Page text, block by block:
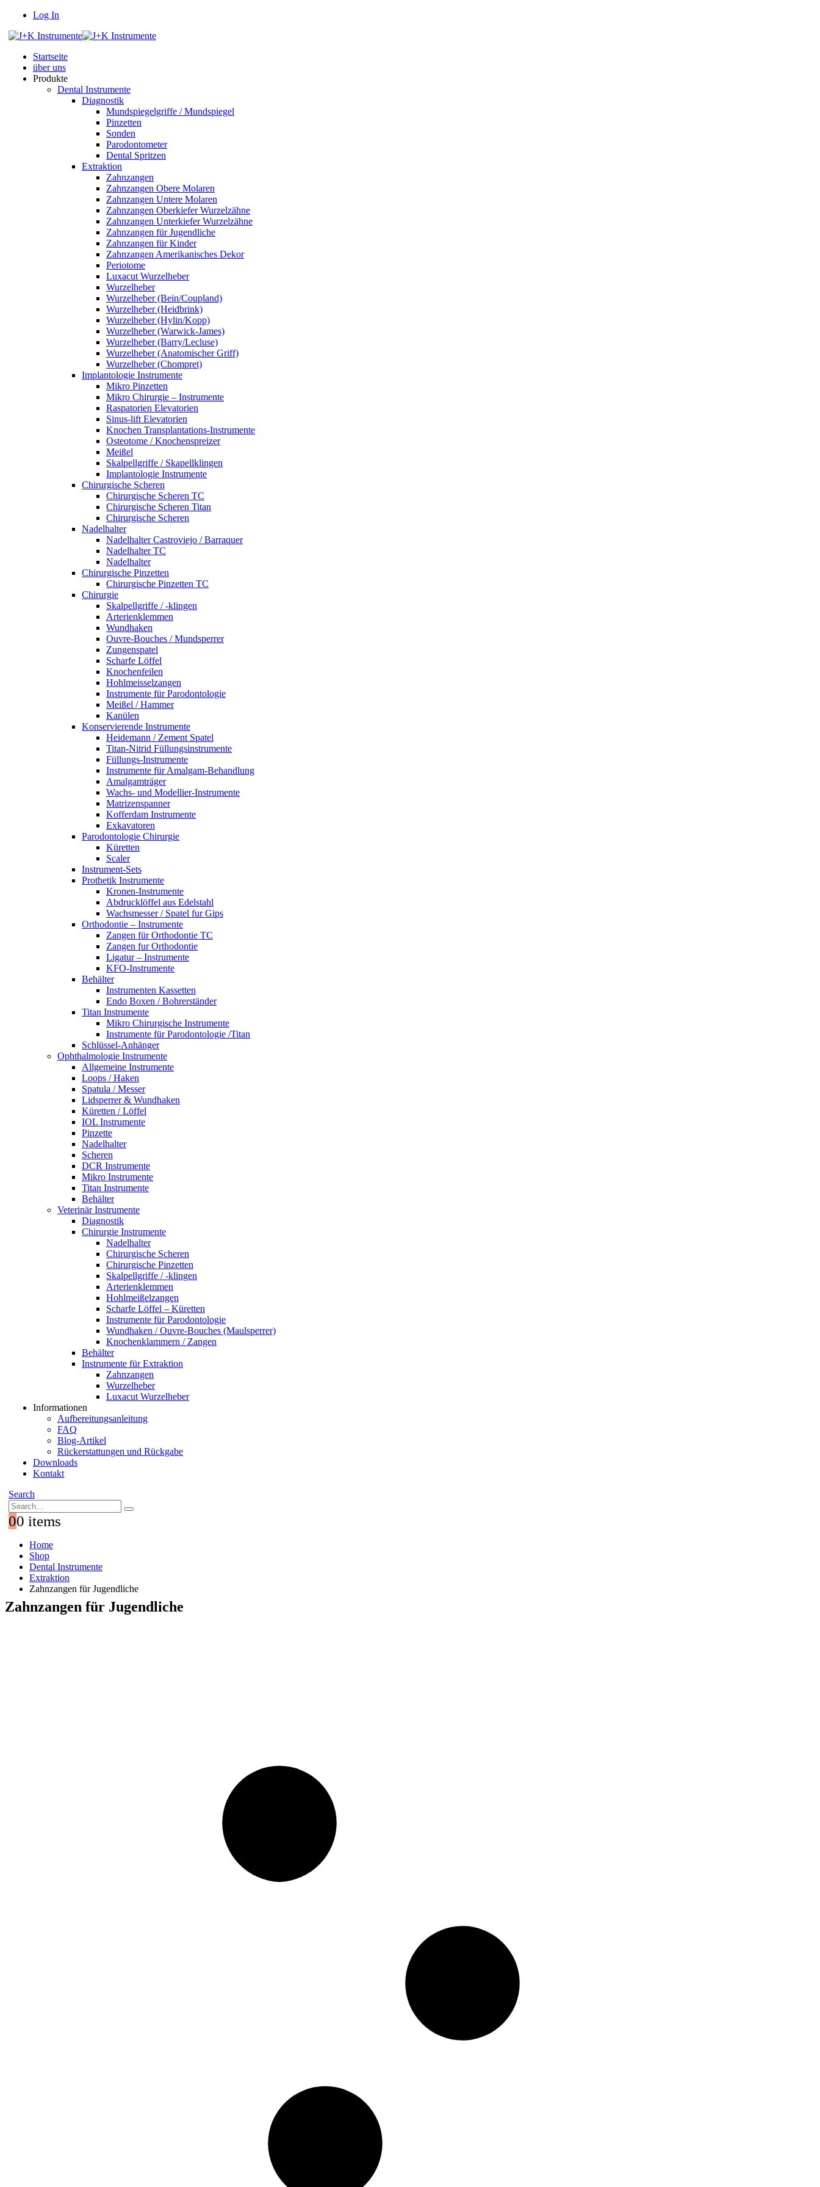
Log In
Startseite
über uns
Produkte
Dental Instrumente
Diagnostik
Mundspiegelgriffe / Mundspiegel
Pinzetten
Sonden
Parodontometer
Dental Spritzen
Extraktion
Zahnzangen
Zahnzangen Obere Molaren
Zahnzangen Untere Molaren
Zahnzangen Oberkiefer Wurzelzähne
Zahnzangen Unterkiefer Wurzelzähne
Zahnzangen für Jugendliche
Zahnzangen für Kinder
Zahnzangen Amerikanisches Dekor
Periotome
Luxacut Wurzelheber
Wurzelheber
Wurzelheber (Bein/Coupland)
Wurzelheber (Heidbrink)
Wurzelheber (Hylin/Kopp)
Wurzelheber (Warwick-James)
Wurzelheber (Barry/Lecluse)
Wurzelheber (Anatomischer Griff)
Wurzelheber (Chompret)
Implantologie Instrumente
Mikro Pinzetten
Mikro Chirurgie – Instrumente
Raspatorien Elevatorien
Sinus-lift Elevatorien
Knochen Transplantations-Instrumente
Osteotome / Knochenspreizer
Meißel
Skalpellgriffe / Skapellklingen
Implantologie Instrumente
Chirurgische Scheren
Chirurgische Scheren TC
Chirurgische Scheren Titan
Chirurgische Scheren
Nadelhalter
Nadelhalter Castroviejo / Barraquer
Nadelhalter TC
Nadelhalter
Chirurgische Pinzetten
Chirurgische Pinzetten TC
Chirurgie
Skalpellgriffe / -klingen
Arterienklemmen
Wundhaken
Ouvre-Bouches / Mundsperrer
Zungenspatel
Scharfe Löffel
Knochenfeilen
Hohlmeisselzangen
Instrumente für Parodontologie
Meißel / Hammer
Kanülen
Konservierende Instrumente
Heidemann / Zement Spatel
Titan-Nitrid Füllungsinstrumente
Füllungs-Instrumente
Instrumente für Amalgam-Behandlung
Amalgamträger
Wachs- und Modellier-Instrumente
Matrizenspanner
Kofferdam Instrumente
Exkavatoren
Parodontologie Chirurgie
Küretten
Scaler
Instrument-Sets
Prothetik Instrumente
Kronen-Instrumente
Abdrucklöffel aus Edelstahl
Wachsmesser / Spatel fur Gips
Orthodontie – Instrumente
Zangen für Orthodontie TC
Zangen fur Orthodontie
Ligatur – Instrumente
KFO-Instrumente
Behälter
Instrumenten Kassetten
Endo Boxen / Bohrerständer
Titan Instrumente
Mikro Chirurgische Instrumente
Instrumente für Parodontologie /Titan
Schlüssel-Anhänger
Ophthalmologie Instrumente
Allgemeine Instrumente
Loops / Haken
Spatula / Messer
Lidsperrer & Wundhaken
Küretten / Löffel
IOL Instrumente
Pinzette
Nadelhalter
Scheren
DCR Instrumente
Mikro Instrumente
Titan Instrumente
Behälter
Veterinär Instrumente
Diagnostik
Chirurgie Instrumente
Nadelhalter
Chirurgische Scheren
Chirurgische Pinzetten
Skalpellgriffe / -klingen
Arterienklemmen
Hohlmeißelzangen
Scharfe Löffel – Küretten
Instrumente für Parodontologie
Wundhaken / Ouvre-Bouches (Maulsperrer)
Knochenklammern / Zangen
Behälter
Instrumente für Extraktion
Zahnzangen
Wurzelheber
Luxacut Wurzelheber
Informationen
Aufbereitungsanleitung
FAQ
Blog-Artikel
Rückerstattungen und Rückgabe
Downloads
Kontakt
Search
00 items
Home
Shop
Dental Instrumente
Extraktion
Zahnzangen für Jugendliche
Zahnzangen für Jugendliche